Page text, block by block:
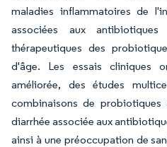
maladies inflammatoires de
associées aux
thérapeutiques des
d'âge. Les essais cliniques
améliorée, des études
combinaisons de
diarrhée associée aux
ainsi à une préoccupation de